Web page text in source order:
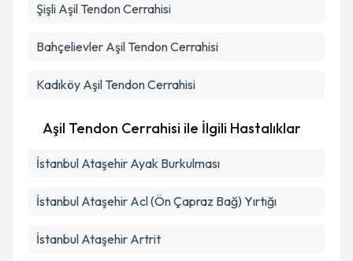
Şişli Aşil Tendon Cerrahisi
Bahçelievler Aşil Tendon Cerrahisi
Kadıköy Aşil Tendon Cerrahisi
Aşil Tendon Cerrahisi ile İlgili Hastalıklar
İstanbul Ataşehir Ayak Burkulması
İstanbul Ataşehir Acl (Ön Çapraz Bağ) Yırtığı
İstanbul Ataşehir Artrit